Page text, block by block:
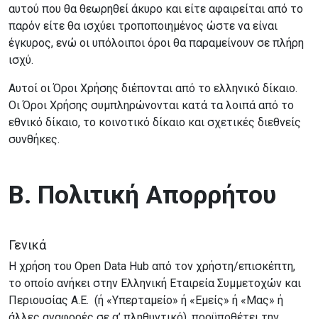
αυτού που θα θεωρηθεί άκυρο και είτε αφαιρείται από το
παρόν είτε θα ισχύει τροποποιημένος ώστε να είναι
έγκυρος, ενώ οι υπόλοιποι όροι θα παραμείνουν σε πλήρη
ισχύ.
Αυτοί οι Όροι Χρήσης διέπονται από το ελληνικό δίκαιο.
Οι Όροι Χρήσης συμπληρώνονται κατά τα λοιπά από το
εθνικό δίκαιο, το κοινοτικό δίκαιο και σχετικές διεθνείς
συνθήκες.
Β. Πολιτική Απορρήτου
Γενικά
Η χρήση του Open Data Hub από τον χρήστη/επισκέπτη,
το οποίο ανήκει στην Ελληνική Εταιρεία Συμμετοχών και
Περιουσίας Α.Ε. (ή «Υπερταμείο» ή «Εμείς» ή «Μας» ή